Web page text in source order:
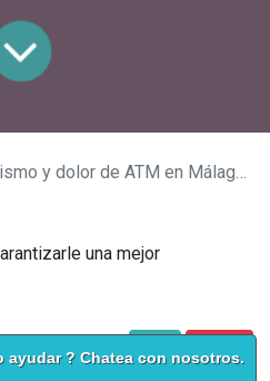
ATM en Málaga: por qué aprietas los dientes por la noche y cuál es el tratamiento que realmente funciona
aprietas los
una mejor
ayudar ? Chatea con nosotros.